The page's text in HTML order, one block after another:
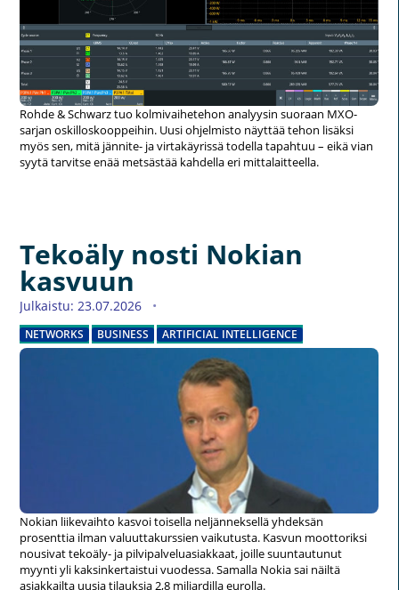
Rohde & Schwarz tuo kolmivaihetehon analyysin suoraan MXO-
sarjan oskilloskooppeihin. Uusi ohjelmisto näyttää tehon lisäksi
myös sen, mitä jännite- ja virtakäyrissä todella tapahtuu – eikä vian
syytä tarvitse enää metsästää kahdella eri mittalaitteella.
Tekoäly nosti Nokian
kasvuun
Julkaistu: 23.07.2026
NETWORKS BUSINESS ARTIFICIAL INTELLIGENCE
Nokian liikevaihto kasvoi toisella neljänneksellä yhdeksän
prosenttia ilman valuuttakurssien vaikutusta. Kasvun moottoriksi
nousivat tekoäly- ja pilvipalveluasiakkaat, joille suuntautunut
myynti yli kaksinkertaistui vuodessa. Samalla Nokia sai näiltä
asiakkailta uusia tilauksia 2,8 miljardilla eurolla.